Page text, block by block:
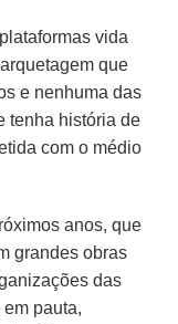
vida
que
e nenhuma das
tenha história de
com o médio
anos, que
grandes obras
das
pauta,